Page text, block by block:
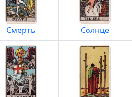
Смерть Солнце